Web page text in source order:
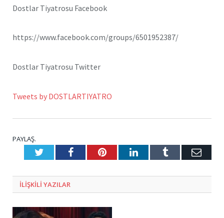
Dostlar Tiyatrosu Facebook
https://www.facebook.com/groups/6501952387/
Dostlar Tiyatrosu Twitter
Tweets by DOSTLARTIYATRO
PAYLAŞ.
TwitterFacebookPinterestLinkedInTumblr E-
ILIŞKILI YAZILAR